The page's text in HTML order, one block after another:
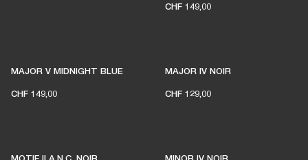
CHF 149,00
MAJOR V MIDNIGHT BLUE
CHF 149,00
MAJOR IV NOIR
CHF 129,00
PRÊT À TOMBER SOUS LE